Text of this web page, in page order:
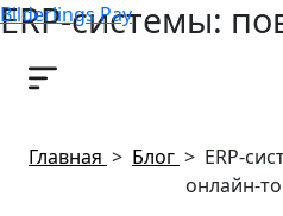
Bilderlings Pay
ERP-системы:
отдачу онлайн-
Главная > Блог > ERP-
онлайн-